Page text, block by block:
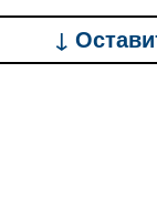
↓